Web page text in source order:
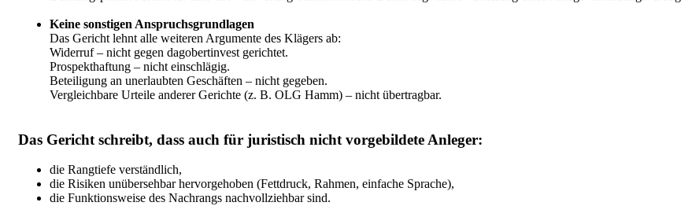
Keine sonstigen Anspruchsgrundlagen
Das Gericht lehnt alle weiteren Argumente des Klägers ab:
Widerruf – nicht gegen dagobertinvest gerichtet.
Prospekthaftung – nicht einschlägig.
Beteiligung an unerlaubten Geschäften – nicht gegeben.
Vergleichbare Urteile anderer Gerichte (z. B. OLG Hamm) – nicht übertragbar.
Das Gericht schreibt, dass auch für juristisch nicht vorgebildete Anleger:
die Rangtiefe verständlich,
die Risiken unübersehbar hervorgehoben (Fettdruck, Rahmen, einfache Sprache),
die Funktionsweise des Nachrangs nachvollziehbar sind.